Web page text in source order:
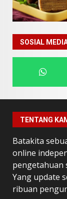
SOSIAL
TENTANG
Batakita
online
pengetahuan
Yang update
ribuan